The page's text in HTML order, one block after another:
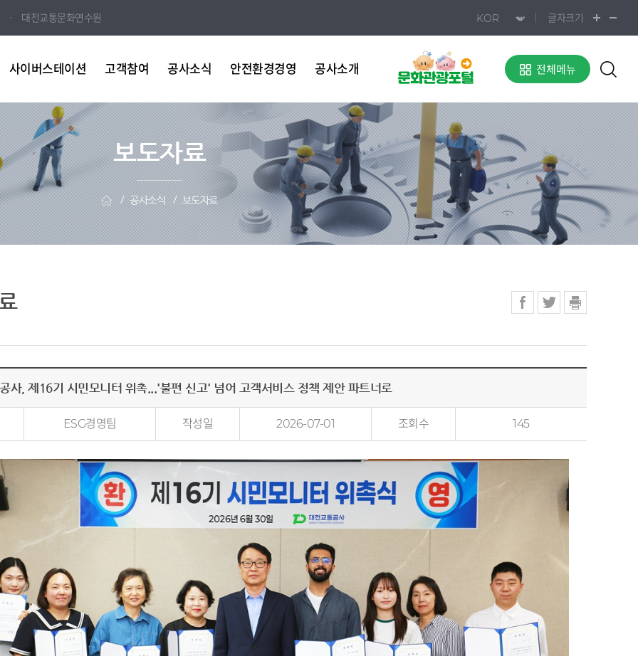
대전교통문화연수원 글자크기
사이버스테이션 고객참여 공사소식 안전환경경영 공사소개 전체메뉴
보도자료
공사소식 보도자료
사, 제16기 시민모니터 위촉...'불편 신고' 넘어 고객서비스 정책 제안 파트너로
ESG경영팀 작성일 2026-07-01 조회수 145